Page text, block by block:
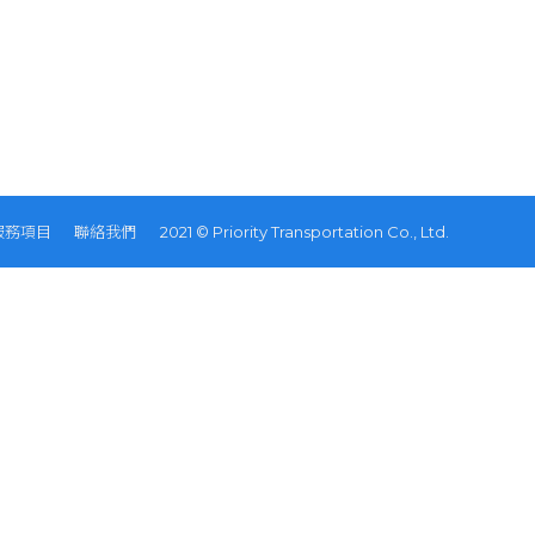
務項目 聯絡我們 2021 © Priority Transportation Co., Ltd.